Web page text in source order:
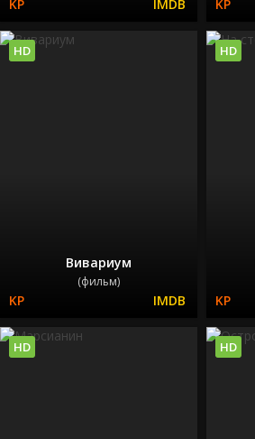
Вивариум
(фильм)
HD HD
HD HD